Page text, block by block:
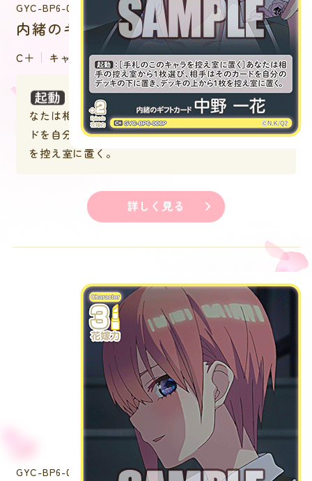
GYC-BP6-006P
内緒のギフトカード 中野 一花
C＋ キャラクター
：［手札のこのキャラを控え室に置く］あ
なたは相手の控え室から１枚選び、相手はそのカー
ドを自分のデッキの下に置き、デッキの上から１枚
を控え室に置く。
詳しく見る
GYC-BP6-007